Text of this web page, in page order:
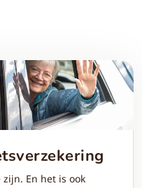
En het is ook